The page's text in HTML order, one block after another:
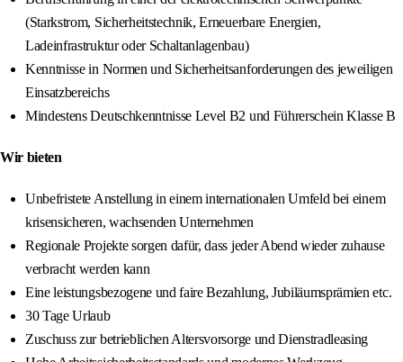
(Starkstrom, Sicherheitstechnik, Erneuerbare Energien,
Ladeinfrastruktur oder Schaltanlagenbau)
Kenntnisse in Normen und Sicherheitsanforderungen des jeweiligen
Einsatzbereichs
Mindestens Deutschkenntnisse Level B2 und Führerschein Klasse B
Wir bieten
Unbefristete Anstellung in einem internationalen Umfeld bei einem
krisensicheren, wachsenden Unternehmen
Regionale Projekte sorgen dafür, dass jeder Abend wieder zuhause
verbracht werden kann
Eine leistungsbezogene und faire Bezahlung, Jubiläumsprämien etc.
30 Tage Urlaub
Zuschuss zur betrieblichen Altersvorsorge und Dienstradleasing